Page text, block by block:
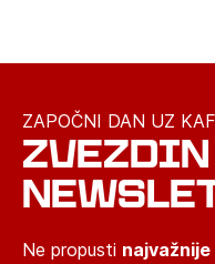
ZAPOČNI DAN UZ
ZVEZDIN
Ne propusti